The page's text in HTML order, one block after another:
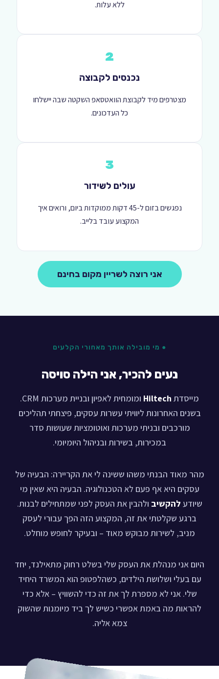
ללא עלות.
נכנסים לקבוצה
מצטרפים מיד לקבוצת הוואטסאפ השקטה שבה יישלחו
כל העדכונים.
עולים לשידור
נפגשים בזום ל-45 דקות ממוקדות ביום, ורואים איך
המקצוע עובד בלייב.
אני רוצה לשריין מקום בחינם
● מי מובילה אותך מאחורי הקלעים
נעים להכיר, אני הילה סויסה
מייסדתHiltech
ומומחית לאפיון ובניית מערכות CRM.
בשנים האחרונות ליוויתי עשרות עסקים, פיצחתי תהליכים
מורכבים ובניתי מערכות ואוטומציות שעושות סדר
במכירות, בשירות ובניהול היומיומי.
מאוד הבנתי משהו ששינה לי את הקריירה: הבעיה של
עסקים היא אף פעם לא הטכנולוגיה. הבעיה היא שאין מי
שיודעלהקשיבולהבין את העסק לפני שמתחילים לבנות.
ברגע שקלטתי את זה, המקצוע הזה הפך עבורי לעסק
מניב, לשירות מבוקש מאוד – ובעיקר לחופש מוחלט.
אני מנהלת את העסק שלי בשלט רחוק מתאילנד, יחד
עם בעלי ושלושת הילדים, כשהלפטופ הוא המשרד היחיד
שלי. אני לא מספרת לך את זה כדי להשוויץ – אלא כדי
להראות מה באמת אפשרי כשיש לך ביד מיומנות שהשוק
צמא אליה.